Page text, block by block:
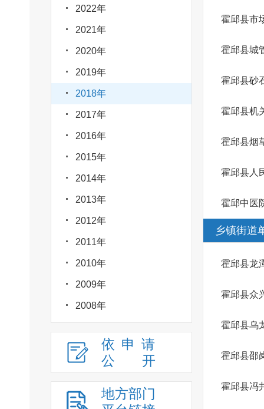
2022年
2021年
2020年
2019年
2018年
2017年
2016年
2015年
2014年
2013年
2012年
2011年
2010年
2009年
2008年
依申请
公
开
地方部门
霍邱县市
霍邱县城
霍邱县砂
霍邱县机
霍邱县烟
霍邱县人
霍邱中医
乡镇街道
霍邱县龙
霍邱县众
霍邱县乌
霍邱县邵
霍邱县冯